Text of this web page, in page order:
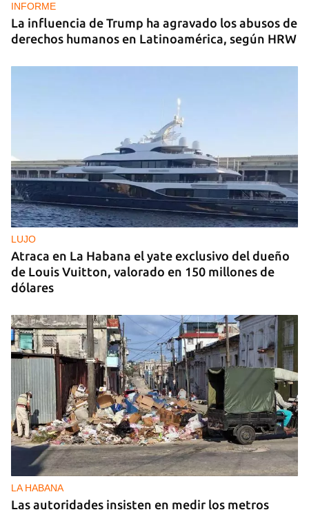
INFORME
La influencia de Trump ha agravado los abusos de
derechos humanos en Latinoamérica, según HRW
LUJO
Atraca en La Habana el yate exclusivo del dueño
de Louis Vuitton, valorado en 150 millones de
dólares
LA HABANA
Las autoridades insisten en medir los metros